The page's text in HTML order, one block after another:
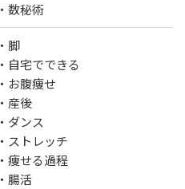
・数秘術
・脚
・自宅でできる
・お腹痩せ
・産後
・ダンス
・ストレッチ
・痩せる過程
・腸活